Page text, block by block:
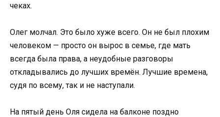
чеках.
Олег молчал. Это было хуже всего. Он не был плохим
человеком — просто он вырос в семье, где мать
всегда была права, а неудобные разговоры
откладывались до лучших времён. Лучшие времена,
судя по всему, так и не наступали.
На пятый день Оля сидела на балконе поздно